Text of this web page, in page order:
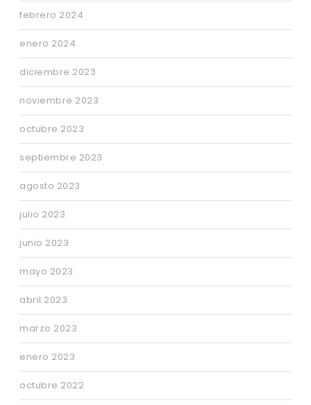
febrero 2024
enero 2024
diciembre 2023
noviembre 2023
octubre 2023
septiembre 2023
agosto 2023
julio 2023
junio 2023
mayo 2023
abril 2023
marzo 2023
enero 2023
octubre 2022